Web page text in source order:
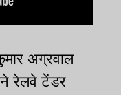
अग्रवाल
रेलवे टेंडर